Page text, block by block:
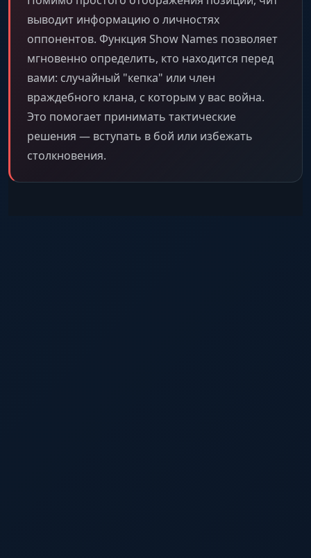
выводит информацию о личностях
оппонентов. Функция Show Names позволяет
мгновенно определить, кто находится перед
вами: случайный "кепка" или член
враждебного клана, с которым у вас война.
Это помогает принимать тактические
решения — вступать в бой или избежать
столкновения.